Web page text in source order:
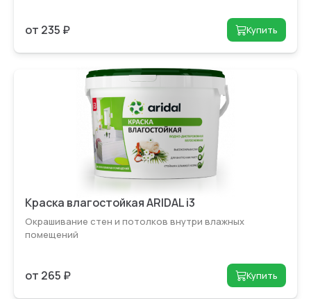
от 235 ₽ Купить
Краска влагостойкая ARIDAL i3
Окрашивание стен и потолков внутри влажных
помещений
от 265 ₽ Купить